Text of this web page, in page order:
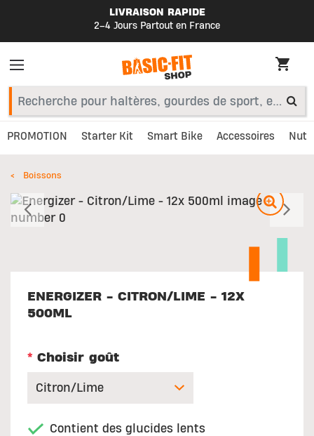
LIVRAISON RAPIDE
2–4 Jours Partout en France
PROMOTION Starter Kit Smart Bike Accessoires
Boissons
Précédent
ENERGIZER - CITRON/LIME - 12X
500ML
* Choisir goût
Contient des glucides lents